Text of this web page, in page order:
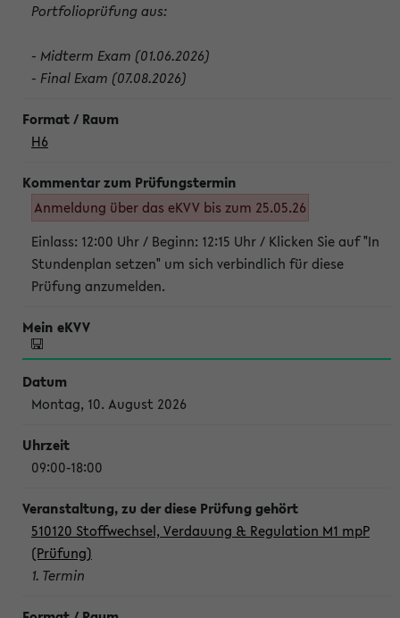
Portfolioprüfung aus:
- Midterm Exam (01.06.2026)
- Final Exam (07.08.2026)
H6
Anmeldung über das eKVV bis zum 25.05.26
Einlass: 12:00 Uhr / Beginn: 12:15 Uhr / Klicken Sie auf "In
Stundenplan setzen" um sich verbindlich für diese
Prüfung anzumelden.
Montag, 10. August 2026
09:00-18:00
510120 Stoffwechsel, Verdauung & Regulation M1 mpP
(Prüfung)
1. Termin